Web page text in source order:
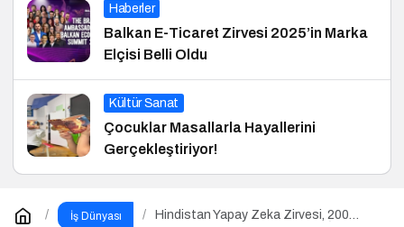
Haberler
Balkan E-Ticaret Zirvesi 2025’in Marka
Elçisi Belli Oldu
Kültür Sanat
Çocuklar Masallarla Hayallerini
Gerçekleştiriyor!
İş Dünyası
Hindistan Yapay Zeka Zirvesi, 200